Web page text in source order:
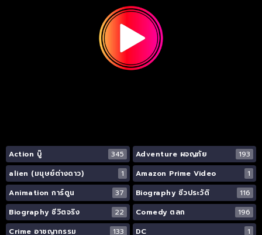
Action บู๊ 345 Adventure ผจญภัย
193
alien (มนุษย์ต่างดาว)
1 Amazon Prime Video
1
Animation การ์ตูน
37 Biography ชีวประวัติ
116
Biography ชีวิตจริง
22 Comedy ตลก
196
Crime อาชญากรรม
133 DC 1